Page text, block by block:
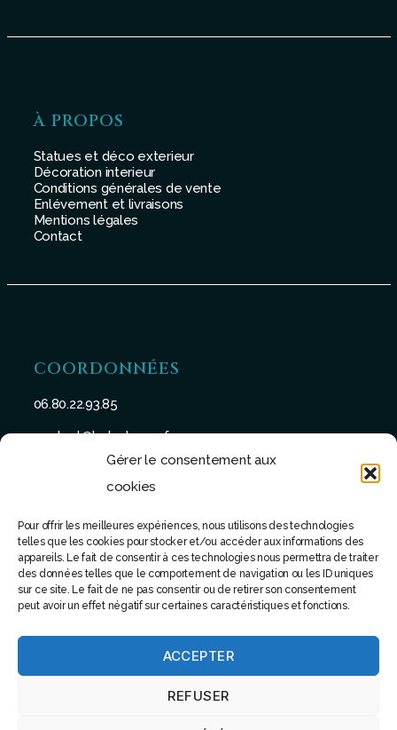
Gérer le consentement aux
cookies
Pour offrir les meilleures expériences, nous utilisons des technologies
telles que les cookies pour stocker et/ou accéder aux informations des
appareils. Le fait de consentir à ces technologies nous permettra de traiter
des données telles que le comportement de navigation ou les ID uniques
sur ce site. Le fait de ne pas consentir ou de retirer son consentement
peut avoir un effet négatif sur certaines caractéristiques et fonctions.
ACCEPTER
REFUSER
À PROPOS
Statues et déco exterieur
Décoration interieur
Conditions générales de vente
Enlévement et livraisons
Mentions légales
Contact
COORDONNÉES
06.80.22.93.85
contact@batu-taman.fr
SUIVEZ-NOUS
© 2022 - Tous droits réservés - Site réalisé par Software